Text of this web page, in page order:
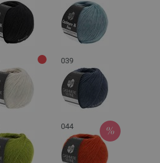
039
044